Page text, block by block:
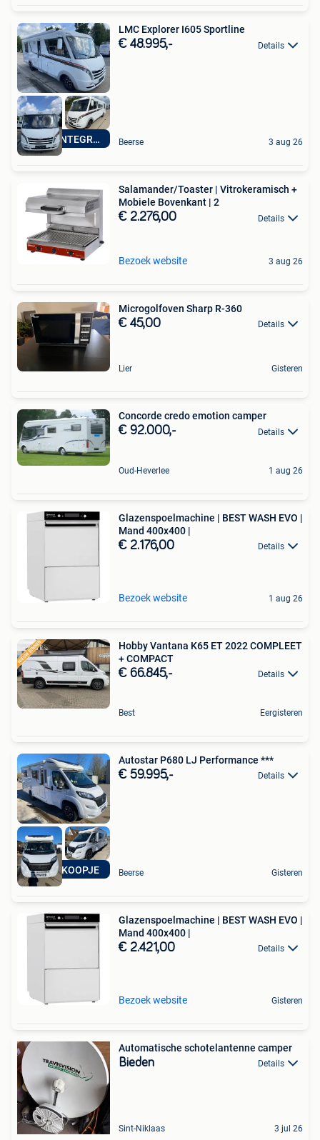
MOOIE INTEGRALE
LMC Explorer I605 Sportline
€ 48.995,- Details
Beerse 3 aug 26
Salamander/Toaster | Vitrokeramisch +
Mobiele Bovenkant | 2
€ 2.276,00 Details
Bezoek website 3 aug 26
Microgolfoven Sharp R-360
€ 45,00 Details
Lier Gisteren
Concorde credo emotion camper
€ 92.000,- Details
Oud-Heverlee 1 aug 26
Glazenspoelmachine | BEST WASH EVO |
Mand 400x400 |
€ 2.176,00 Details
Bezoek website 1 aug 26
Hobby Vantana K65 ET 2022 COMPLEET
+ COMPACT
€ 66.845,- Details
Best Eergisteren
SUPER KOOPJE
Autostar P680 LJ Performance ***
€ 59.995,- Details
Beerse Gisteren
Glazenspoelmachine | BEST WASH EVO |
Mand 400x400 |
€ 2.421,00 Details
Bezoek website Gisteren
Automatische schotelantenne camper
Bieden Details
Sint-Niklaas 3 jul 26